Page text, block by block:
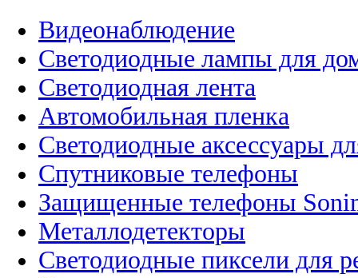
Видеонаблюдение
Светодиодные лампы для
Светодиодная лента
Автомобильная пленка
Светодиодные аксессуары
Спутниковые телефоны
Защищенные телефоны
Металлодетекторы
Светодиодные пиксели для